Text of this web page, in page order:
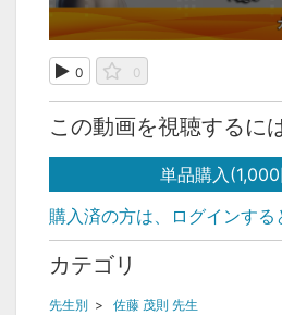
0 0
この動画を視聴するに
単品購入
購入済の方は、ログインする
カテゴリ
先生別 > 佐藤 茂則 先生